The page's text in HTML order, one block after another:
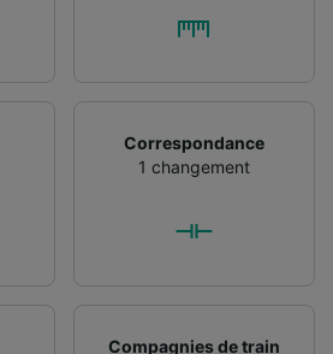
Correspondance
1 changement
Compagnies de train